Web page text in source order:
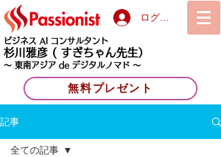
ログイン
ビジネス AI コンサルタント
杉川雅彦 ( すぎちゃん先生）
〜 東南アジア de デジタルノマド 〜
無料プレゼント
記事
全ての記事